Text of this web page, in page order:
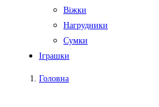
Віжки
Нагрудники
Сумки
Іграшки
Головна